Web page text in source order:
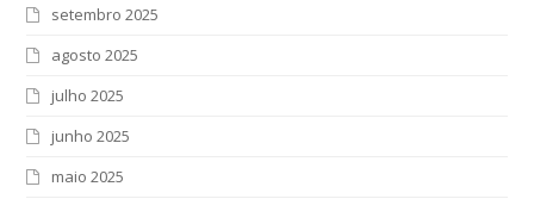
setembro 2025
agosto 2025
julho 2025
junho 2025
maio 2025